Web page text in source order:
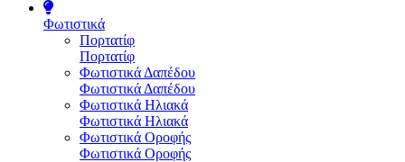
Φωτιστικά
Πορτατίφ
Πορτατίφ
Φωτιστικά Δαπέδου
Φωτιστικά Δαπέδου
Φωτιστικά Ηλιακά
Φωτιστικά Ηλιακά
Φωτιστικά Οροφής
Φωτιστικά Οροφής